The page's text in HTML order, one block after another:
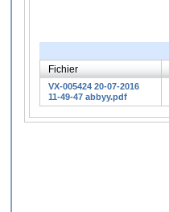
Fichier
VX-005424 20-07-2016
11-49-47 abbyy.pdf